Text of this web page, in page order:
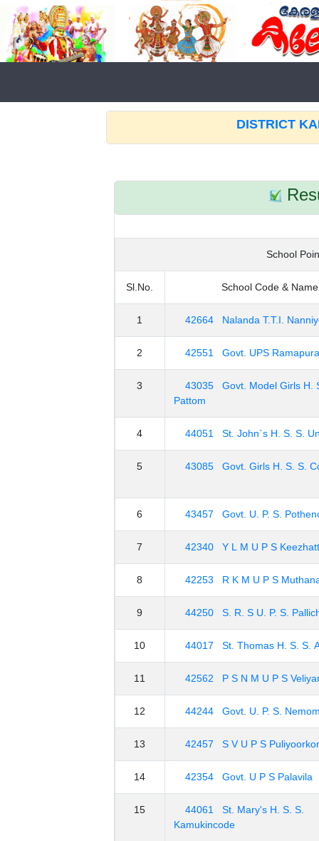
DISTRICT
School
Sl.No. School Code & Name
1 42664 Nalanda T.T.I.
2 42551 Govt. UPS
3
43035 Govt. Model Girls H.
Pattom
4 44051 St. John`s H. S. S.
5 43085 Govt. Girls H. S. S.
6 43457 Govt. U. P. S.
7 42340 Y L M U P S
8 42253 R K M U P S
9 44250 S. R. S U. P. S.
10 44017 St. Thomas H. S. S.
11 42562 P S N M U P S
12 44244 Govt. U. P. S.
13 42457 S V U P S
14 42354 Govt. U P S Palavila
15
44061 St. Mary's H. S. S.
Kamukincode